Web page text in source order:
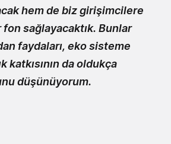
hem de biz girişimcilere
sağlayacaktık. Bunlar
faydaları, eko sisteme
katkısının da oldukça
düşünüyorum.